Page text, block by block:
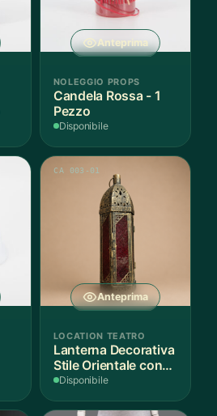
Anteprima
NOLEGGIO PROPS
Candela Rossa - 1
Pezzo
Disponibile
Anteprima
CA 003-01
LOCATION TEATRO
Lanterna Decorativa
Stile Orientale con
Vetri Rossi
Disponibile